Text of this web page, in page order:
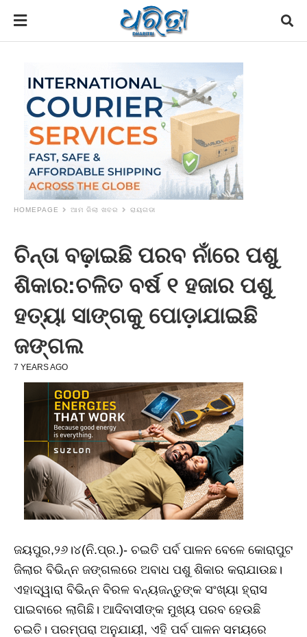
HOMEPAGE ଆମ ଜିଲା ଖବର ରାୟଗଡା
ଚିନ୍ତା ବଢ଼ାଇଛି ପରବ ନାଁରେ ପଶୁ
ଶିକାର:ଚଳିତ ବର୍ଷ ୧ ହଜାର ପଶୁ
ହତ୍ୟା ସାଙ୍ଗକୁ ପୋଡ଼ାଯାଇଛି
ଜଙ୍ଗଲ
7 YEARS AGO
ଜୟପୁର,୨୬।୪(ନି.ପ୍ର.)- ଚଇତି ପର୍ବ ପାଳନ ବେଳେ କୋରାପୁଟ
ଜିଲାର ବିଭିନ୍ନ ଜଙ୍ଗଲରେ ଅବାଧ ପଶୁ ଶିକାର କରାଯାଉଛ।
ଏହାଦ୍ୱାରା ବିଭିନ୍ନ ବିରଳ ବନ୍ୟଜନ୍ତୁଙ୍କ ସଂଖ୍ୟା ହ୍ରାସ
ପାଇବାରେ ଲାଗିଛି। ଆଦିବାସୀଙ୍କ ମୁଖ୍ୟ ପରବ ହେଉଛି
ଚଇତି। ପରମ୍ପରା ଅନୁଯାୟୀ, ଏହି ପର୍ବ ପାଳନ ସମୟରେ